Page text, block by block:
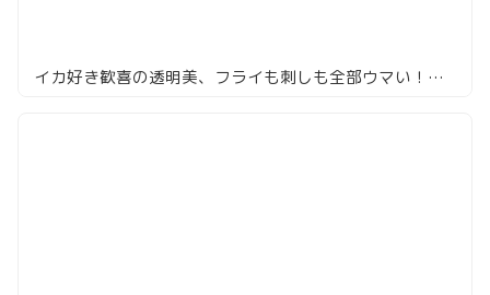
イカ好き歓喜の透明美、フライも刺しも全部ウマい！イカセンター